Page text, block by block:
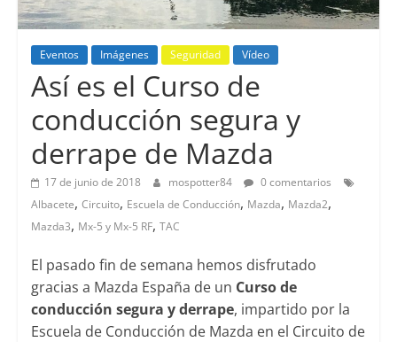
Eventos Imágenes Seguridad Vídeo
Así es el Curso de
conducción segura y
derrape de Mazda
17 de junio de 2018 mospotter84
0 comentarios
Albacete, Circuito, Escuela de Conducción, Mazda, Mazda2,
Mazda3, Mx-5 y Mx-5 RF, TAC
El pasado fin de semana hemos disfrutado
gracias a Mazda España de un Curso de
conducción segura y derrape, impartido por la
Escuela de Conducción de Mazda en el Circuito de